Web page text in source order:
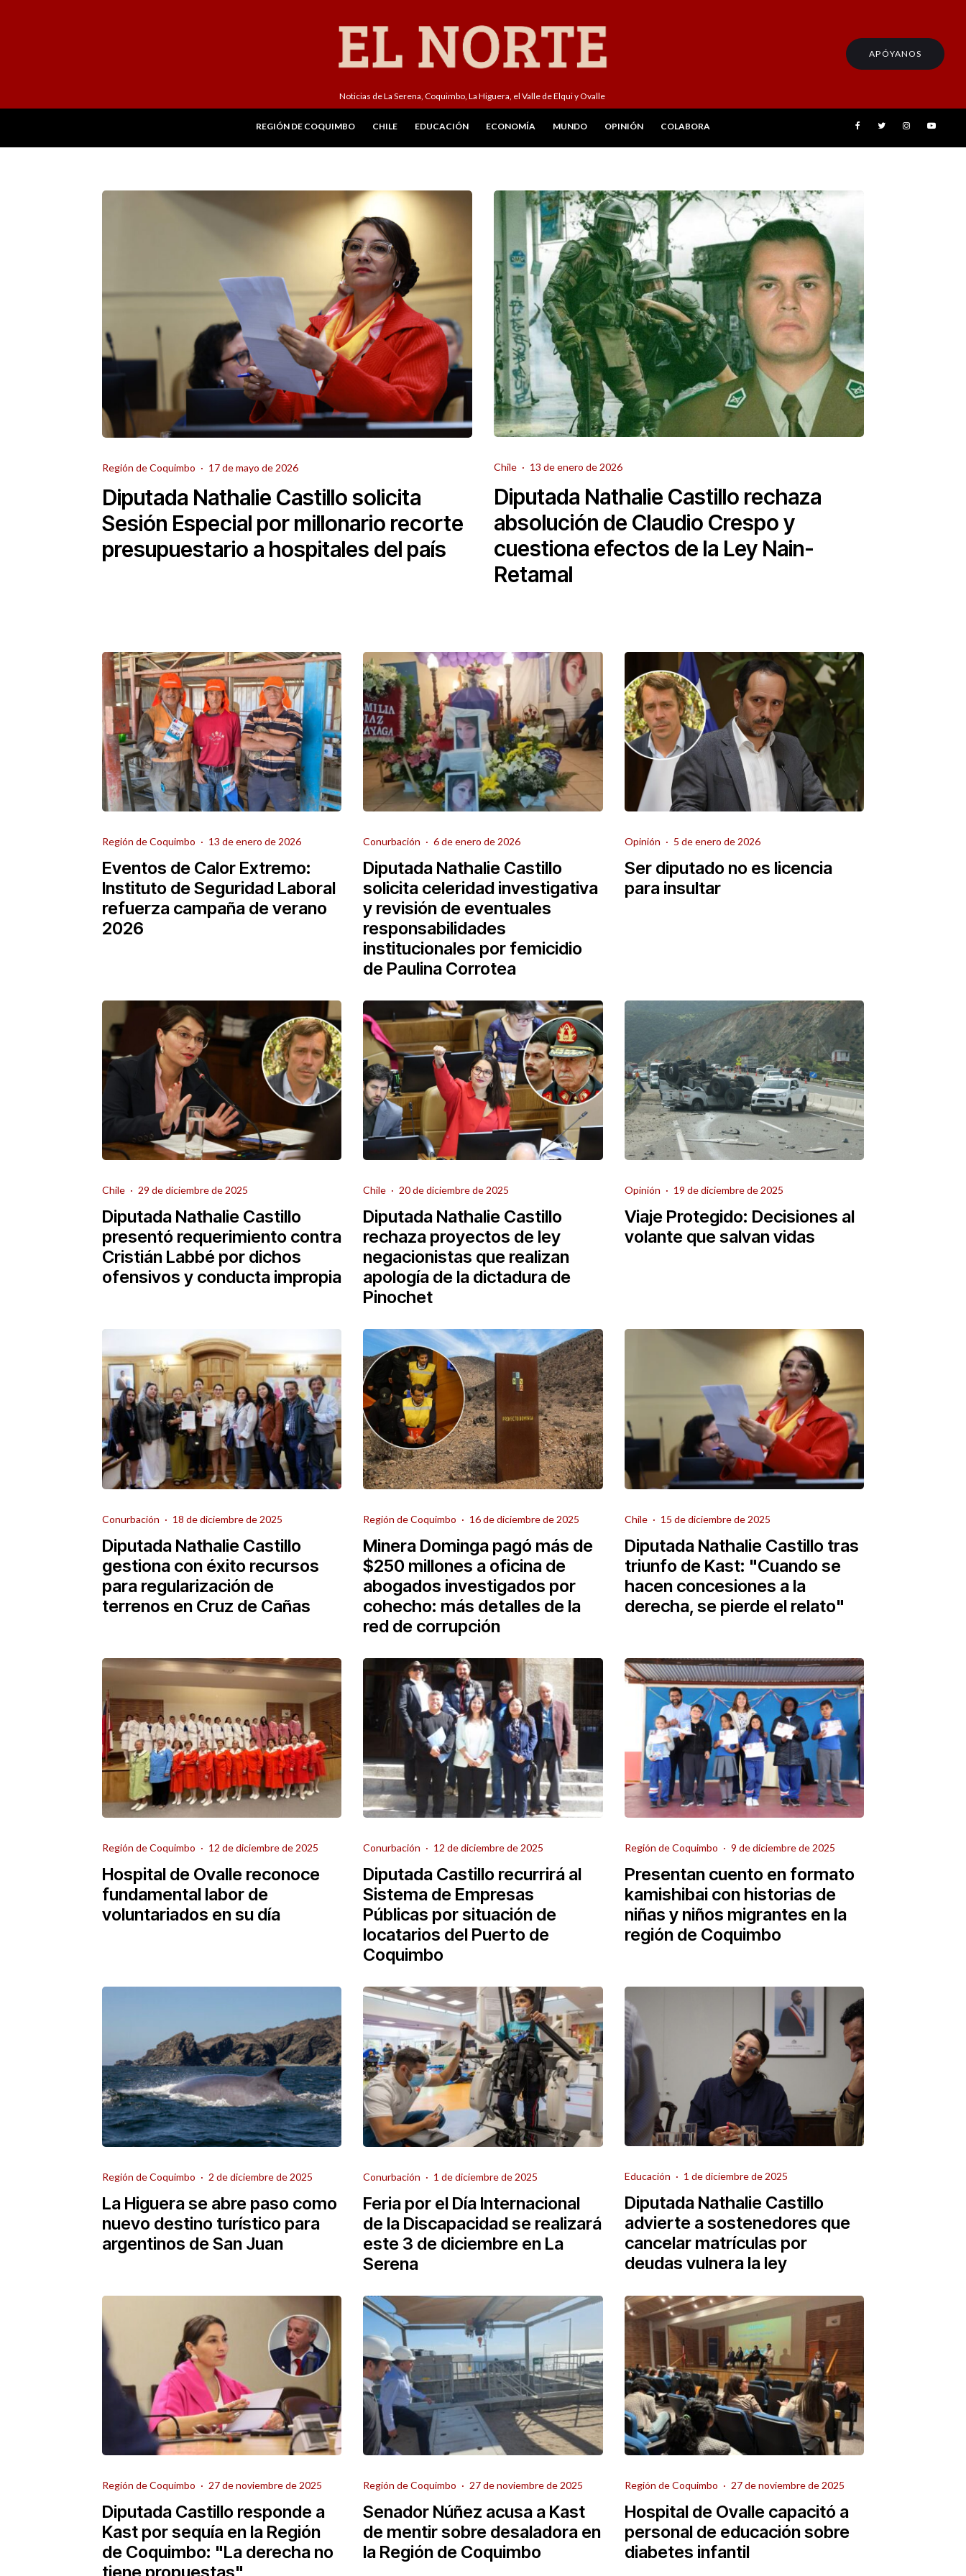
Noticias de La Serena, Coquimbo, La Higuera, el Valle de Elqui y Ovalle
APÓYANOS
REGIÓN DE COQUIMBO CHILE EDUCACIÓN ECONOMÍA MUNDO OPINIÓN COLABORA
Región de Coquimbo · 17 de mayo de 2026
Diputada Nathalie Castillo solicita
Sesión Especial por millonario recorte
presupuestario a hospitales del país
Chile · 13 de enero de 2026
Diputada Nathalie Castillo rechaza
absolución de Claudio Crespo y
cuestiona efectos de la Ley Nain-
Retamal
Región de Coquimbo · 13 de enero de 2026
Eventos de Calor Extremo:
Instituto de Seguridad Laboral
refuerza campaña de verano
2026
Conurbación · 6 de enero de 2026
Diputada Nathalie Castillo
solicita celeridad investigativa
y revisión de eventuales
responsabilidades
institucionales por femicidio
de Paulina Corrotea
Opinión · 5 de enero de 2026
Ser diputado no es licencia
para insultar
Chile · 29 de diciembre de 2025
Diputada Nathalie Castillo
presentó requerimiento contra
Cristián Labbé por dichos
ofensivos y conducta impropia
Chile · 20 de diciembre de 2025
Diputada Nathalie Castillo
rechaza proyectos de ley
negacionistas que realizan
apología de la dictadura de
Pinochet
Opinión · 19 de diciembre de 2025
Viaje Protegido: Decisiones al
volante que salvan vidas
Conurbación · 18 de diciembre de 2025
Diputada Nathalie Castillo
gestiona con éxito recursos
para regularización de
terrenos en Cruz de Cañas
Región de Coquimbo · 16 de diciembre de 2025
Minera Dominga pagó más de
$250 millones a oficina de
abogados investigados por
cohecho: más detalles de la
red de corrupción
Chile · 15 de diciembre de 2025
Diputada Nathalie Castillo tras
triunfo de Kast: "Cuando se
hacen concesiones a la
derecha, se pierde el relato"
Región de Coquimbo · 12 de diciembre de 2025
Hospital de Ovalle reconoce
fundamental labor de
voluntariados en su día
Conurbación · 12 de diciembre de 2025
Diputada Castillo recurrirá al
Sistema de Empresas
Públicas por situación de
locatarios del Puerto de
Coquimbo
Región de Coquimbo · 9 de diciembre de 2025
Presentan cuento en formato
kamishibai con historias de
niñas y niños migrantes en la
región de Coquimbo
Región de Coquimbo · 2 de diciembre de 2025
La Higuera se abre paso como
nuevo destino turístico para
argentinos de San Juan
Conurbación · 1 de diciembre de 2025
Feria por el Día Internacional
de la Discapacidad se realizará
este 3 de diciembre en La
Serena
Educación · 1 de diciembre de 2025
Diputada Nathalie Castillo
advierte a sostenedores que
cancelar matrículas por
deudas vulnera la ley
Región de Coquimbo · 27 de noviembre de 2025
Diputada Castillo responde a
Kast por sequía en la Región
de Coquimbo: "La derecha no
Región de Coquimbo · 27 de noviembre de 2025
Senador Núñez acusa a Kast
de mentir sobre desaladora en
la Región de Coquimbo
Región de Coquimbo · 27 de noviembre de 2025
Hospital de Ovalle capacitó a
personal de educación sobre
diabetes infantil